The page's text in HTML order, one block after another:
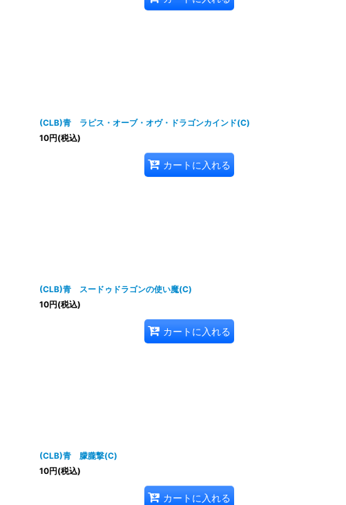
(CLB)青 ラピス・オーブ・オヴ・ドラゴンカインド(C)
10円(税込)
カートに入れる
(CLB)青 スードゥドラゴンの使い魔(C)
10円(税込)
カートに入れる
(CLB)青 朦朧撃(C)
10円(税込)
カートに入れる